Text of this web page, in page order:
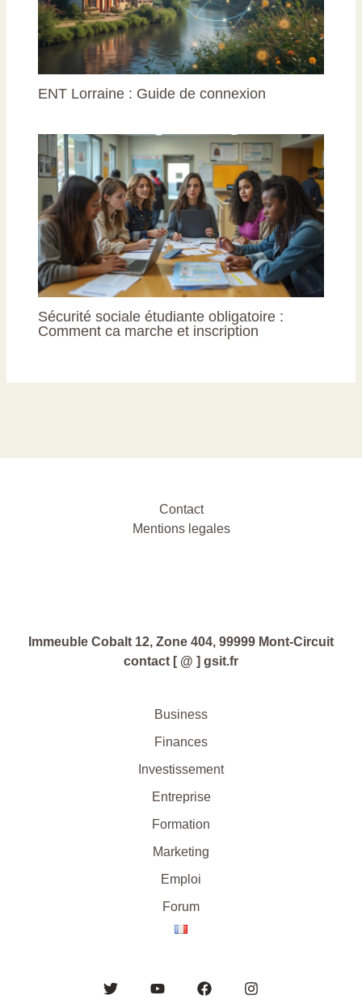
ENT Lorraine : Guide de connexion
Sécurité sociale étudiante obligatoire :
Comment ca marche et inscription
Contact
Mentions legales
Immeuble Cobalt 12, Zone 404, 99999 Mont-Circuit
contact [ @ ] gsit.fr
Business
Finances
Investissement
Entreprise
Formation
Marketing
Emploi
Forum